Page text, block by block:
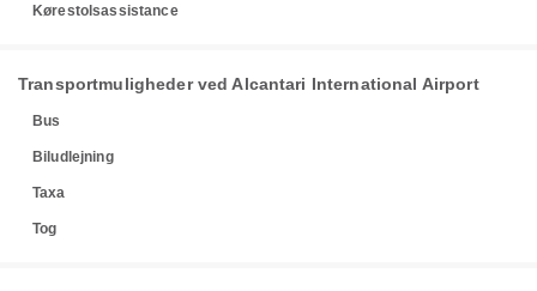
Kørestolsassistance
Transportmuligheder ved Alcantari International Airport
Bus
Biludlejning
Taxa
Tog